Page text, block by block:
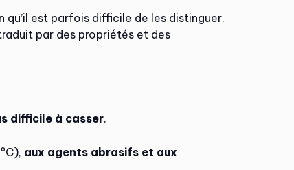
est parfois difficile de les distinguer.
par des propriétés et des
difficile à casser.
aux agents abrasifs et aux